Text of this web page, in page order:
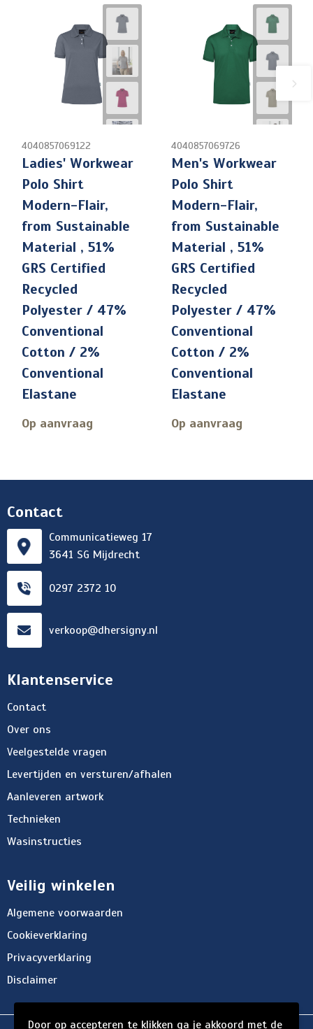
4040857069122
Ladies' Workwear
Polo Shirt
Modern-Flair,
from Sustainable
Material , 51%
GRS Certified
Recycled
Polyester / 47%
Conventional
Cotton / 2%
Conventional
Elastane
Op aanvraag
4040857069726
Men's Workwear
Polo Shirt
Modern-Flair,
from Sustainable
Material , 51%
GRS Certified
Recycled
Polyester / 47%
Conventional
Cotton / 2%
Conventional
Elastane
Op aanvraag
Contact
Communicatieweg 17
3641 SG Mijdrecht
0297 2372 10
verkoop@dhersigny.nl
Klantenservice
Contact
Over ons
Veelgestelde vragen
Levertijden en versturen/afhalen
Aanleveren artwork
Technieken
Wasinstructies
Veilig winkelen
Algemene voorwaarden
Cookieverklaring
Privacyverklaring
Disclaimer
Door op accepteren te klikken ga je akkoord met de